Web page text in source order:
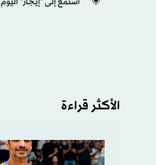
الأكثر قراءة